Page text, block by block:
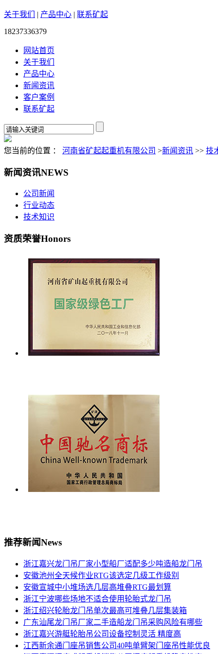
关于我们 | 产品中心 | 联系矿起
18237336379
网站首页
关于我们
产品中心
新闻资讯
客户案例
联系矿起
您当前的位置 ： 河南省矿起起重机有限公司 >新闻资讯 >> 技
新闻资讯NEWS
公司新闻
行业动态
技术知识
资质荣誉Honors
推荐新闻News
浙江嘉兴龙门吊厂家小型船厂适配多少吨造船龙门吊
安徽池州全天候作业RTG该选定几级工作级别
安徽宣城中小堆场选几层高堆叠RTG最划算
浙江宁波哪些场地不适合使用轮胎式龙门吊
浙江绍兴轮胎龙门吊单次最高可堆叠几层集装箱
广东汕尾龙门吊厂家二手造船龙门吊采购风险有哪些
浙江嘉兴游艇轮胎吊公司设备控制灵活 精度高
江西新余通门座吊销售公司40吨单臂架门座吊性能优良